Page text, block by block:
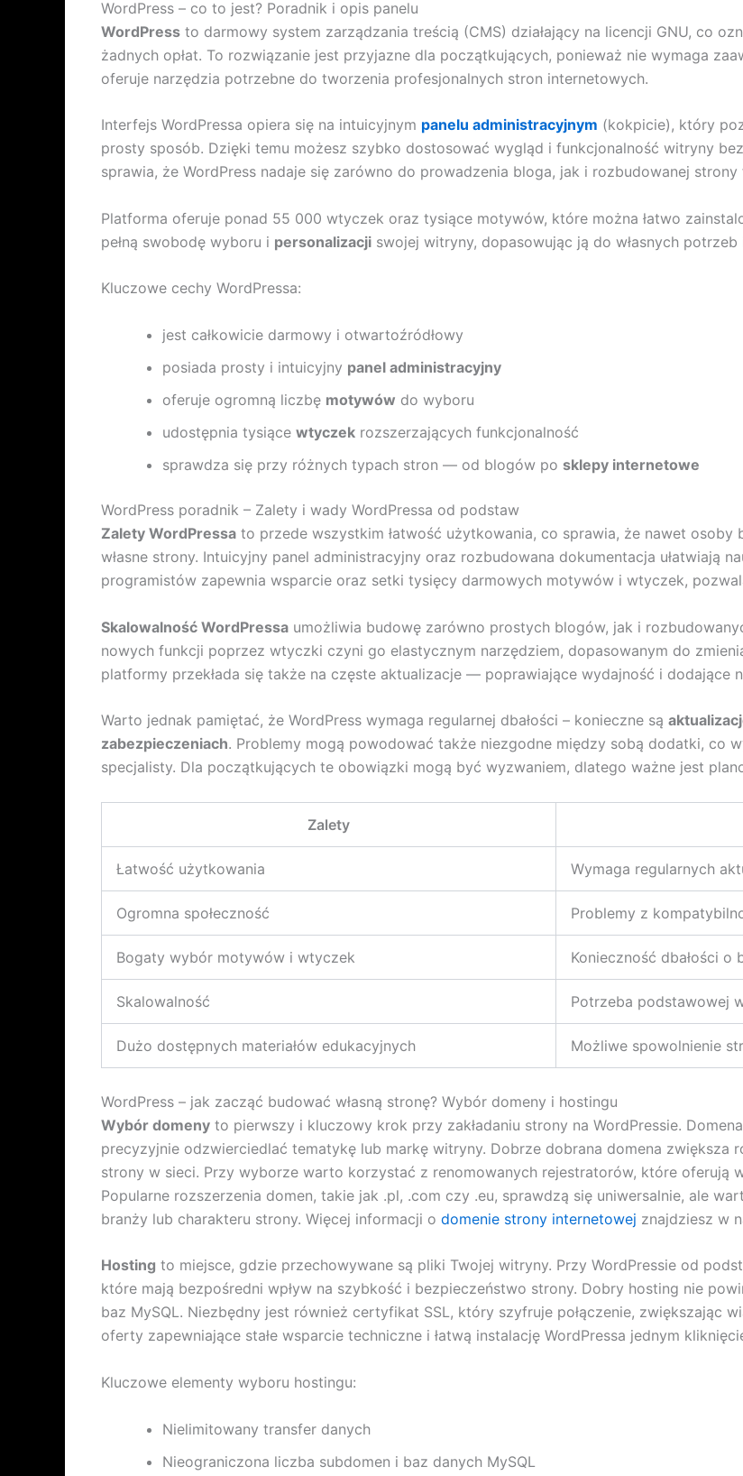
WordPress – co to jest? Poradnik i opis panelu
WordPress to darmowy system zarządzania treścią (CMS) działający na licencji GNU, co
żadnych opłat. To rozwiązanie jest przyjazne dla początkujących, ponieważ nie wymaga
oferuje narzędzia potrzebne do tworzenia profesjonalnych stron internetowych.
Interfejs WordPressa opiera się na intuicyjnym panelu administracyjnym (kokpicie), który
prosty sposób. Dzięki temu możesz szybko dostosować wygląd i funkcjonalność witryny
sprawia, że WordPress nadaje się zarówno do prowadzenia bloga, jak i rozbudowanej
Platforma oferuje ponad 55 000 wtyczek oraz tysiące motywów, które można łatwo
pełną swobodę wyboru i personalizacji swojej witryny, dopasowując ją do własnych potrzeb
Kluczowe cechy WordPressa:
jest całkowicie darmowy i otwartoźródłowy
posiada prosty i intuicyjny panel administracyjny
oferuje ogromną liczbę motywów do wyboru
udostępnia tysiące wtyczek rozszerzających funkcjonalność
sprawdza się przy różnych typach stron — od blogów po sklepy internetowe
WordPress poradnik – Zalety i wady WordPressa od podstaw
Zalety WordPressa to przede wszystkim łatwość użytkowania, co sprawia, że nawet
własne strony. Intuicyjny panel administracyjny oraz rozbudowana dokumentacja ułatwiają
programistów zapewnia wsparcie oraz setki tysięcy darmowych motywów i wtyczek,
Skalowalność WordPressa umożliwia budowę zarówno prostych blogów, jak i
nowych funkcji poprzez wtyczki czyni go elastycznym narzędziem, dopasowanym do
platformy przekłada się także na częste aktualizacje — poprawiające wydajność i dodające
Warto jednak pamiętać, że WordPress wymaga regularnej dbałości – konieczne są
zabezpieczeniach. Problemy mogą powodować także niezgodne między sobą dodatki, co
specjalisty. Dla początkujących te obowiązki mogą być wyzwaniem, dlatego ważne jest
Zalety
Łatwość użytkowania Wymaga regularnych
Ogromna społeczność Problemy z
Bogaty wybór motywów i wtyczek Konieczność dbałości o
Skalowalność Potrzeba podstawowej
Dużo dostępnych materiałów edukacyjnych Możliwe spowolnienie
WordPress – jak zacząć budować własną stronę? Wybór domeny i hostingu
Wybór domeny to pierwszy i kluczowy krok przy zakładaniu strony na WordPressie.
precyzyjnie odzwierciedlać tematykę lub markę witryny. Dobrze dobrana domena zwiększa
strony w sieci. Przy wyborze warto korzystać z renomowanych rejestratorów, które oferują
Popularne rozszerzenia domen, takie jak .pl, .com czy .eu, sprawdzą się uniwersalnie, ale
branży lub charakteru strony. Więcej informacji o domenie strony internetowej znajdziesz w
Hosting to miejsce, gdzie przechowywane są pliki Twojej witryny. Przy WordPressie od
które mają bezpośredni wpływ na szybkość i bezpieczeństwo strony. Dobry hosting nie
baz MySQL. Niezbędny jest również certyfikat SSL, który szyfruje połączenie, zwiększając
oferty zapewniające stałe wsparcie techniczne i łatwą instalację WordPressa jednym
Kluczowe elementy wyboru hostingu:
Nielimitowany transfer danych
Nieograniczona liczba subdomen i baz danych MySQL